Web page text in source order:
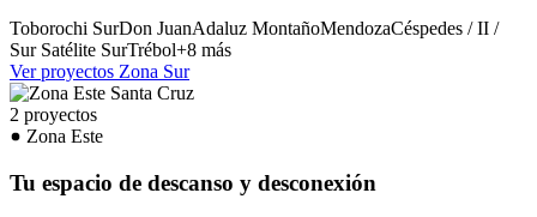
Toborochi SurDon JuanAdaluz MontañoMendozaCéspedes / II /
Sur Satélite SurTrébol+8 más
Ver proyectos Zona Sur
2 proyectos
Zona Este
Tu espacio de descanso y desconexión